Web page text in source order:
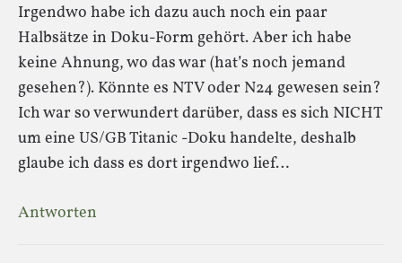
Irgendwo habe ich dazu auch noch ein paar
Halbsätze in Doku-Form gehört. Aber ich habe
keine Ahnung, wo das war (hat’s noch jemand
gesehen?). Könnte es NTV oder N24 gewesen sein?
Ich war so verwundert darüber, dass es sich NICHT
um eine US/GB Titanic -Doku handelte, deshalb
glaube ich dass es dort irgendwo lief…
Antworten